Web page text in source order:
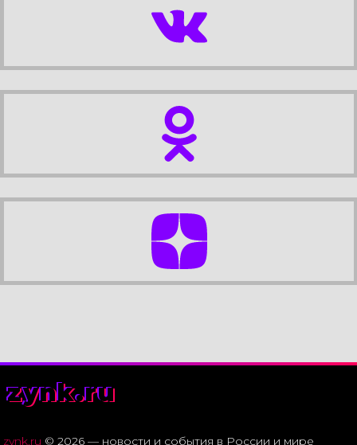
zynk.ru
zynk.ru © 2026 — новости и события в России и мире